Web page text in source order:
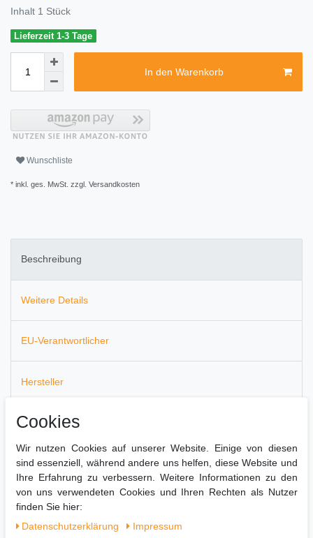
Inhalt 1 Stück
Lieferzeit 1-3 Tage
In den Warenkorb
Wunschliste
* inkl. ges. MwSt. zzgl. Versandkosten
Beschreibung
Weitere Details
EU-Verantwortlicher
Hersteller
Dieser Allesschneider H.Koenig
Scheiben von Aufschnitt, Braten, Brot oder Käse in jeder
gewünschten Stärke.
Der Allesschneider H.KoenigMSX254
bietet Ihnen:
Professionelle Schneidemaschine
Italienische Klinge
Cookies
Wir nutzen Cookies auf unserer Website. Einige von diesen
sind essenziell, während andere uns helfen, diese Website und
Ihre Erfahrung zu verbessern. Weitere Informationen zu den
von uns verwendeten Cookies und Ihren Rechten als Nutzer
finden Sie hier:
Daten­schutz­erklärung
Impressum